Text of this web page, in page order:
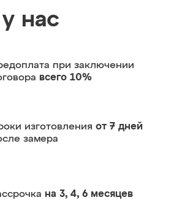
нас
при заключении
всего 10%
изготовления от 7 дней
замера
на 3, 4, 6 месяцев